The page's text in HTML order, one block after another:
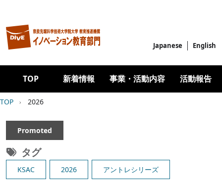
Japanese English
Main navigation
TOP 新着情報 事業・活動内容 活動報告
パンくず
TOP 2026
Promoted
タグ
KSAC 2026 アントレシリーズ